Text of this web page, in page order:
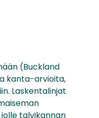
(Buckland
kanta-arvioita,
Laskentalinjat
talvikannan